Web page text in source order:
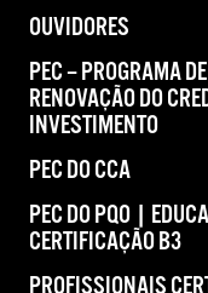
OUVIDORES
PEC – PROGRAMA
RENOVAÇÃO DO
INVESTIMENTO
PEC DO CCA
PEC DO PQO |
CERTIFICAÇÃO B3